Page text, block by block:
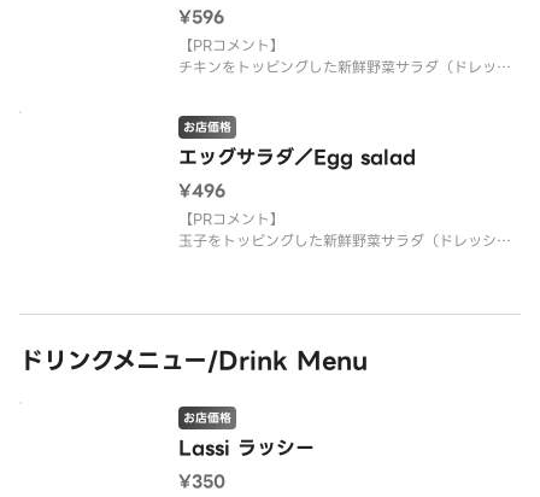
有名店の料理がご家庭で食べられます。
三ツ星シェフが作るカレーは絶品ですのでご堪能下
さい。
¥596
【PRコメント】
チキンをトッピングした新鮮野菜サラダ（ドレッシ
【注意事項】
画像はFullサイズです。
【お店PR】
有名店の料理がご家庭で食べられます。
三ツ星シェフが作るカレーは絶品ですのでご堪能下
エッグサラダ／Egg salad
お店価格
¥496
【PRコメント】
玉子をトッピングした新鮮野菜サラダ（ドレッシン
三ツ星シェフが作るカレーは絶品ですのでご堪能下
さい。
ドリンクメニュー/Drink Menu
Lassi ラッシー
お店価格
¥350